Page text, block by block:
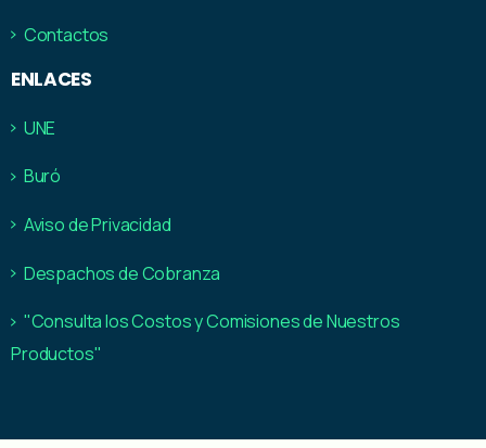
Contactos
ENLACES
UNE
Buró
Aviso de Privacidad
Despachos de Cobranza
"Consulta los Costos y Comisiones de Nuestros
Productos"